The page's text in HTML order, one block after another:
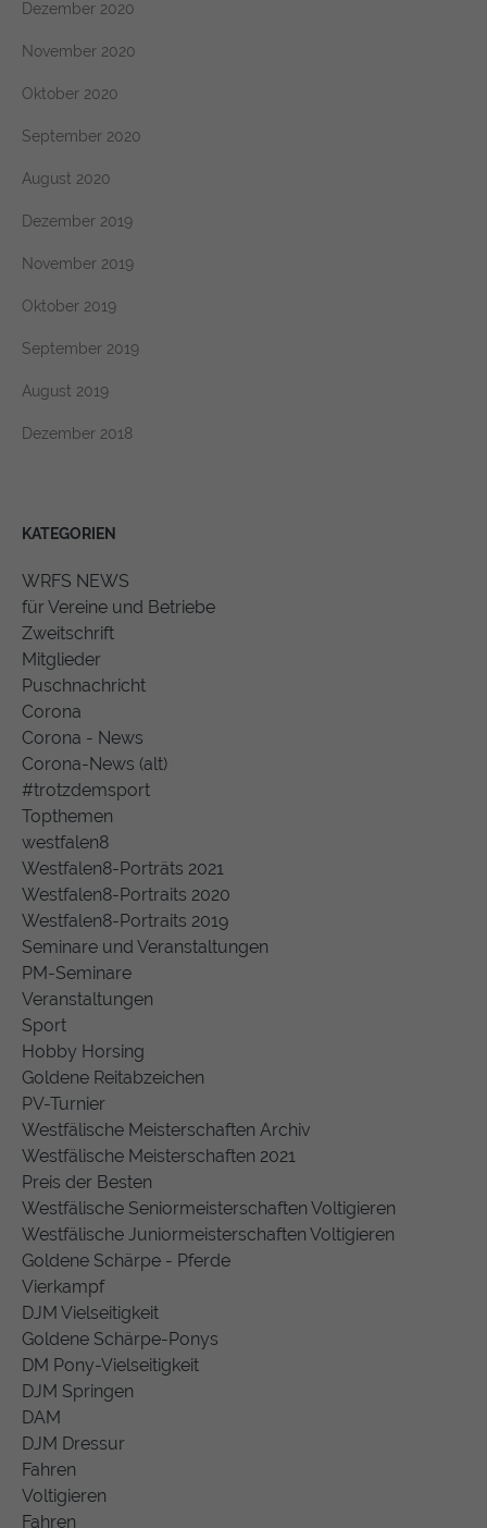
Dezember 2020
November 2020
Oktober 2020
September 2020
August 2020
Dezember 2019
November 2019
Oktober 2019
September 2019
August 2019
Dezember 2018
KATEGORIEN
WRFS NEWS
für Vereine und Betriebe
Zweitschrift
Mitglieder
Puschnachricht
Corona
Corona - News
Corona-News (alt)
#trotzdemsport
Topthemen
westfalen8
Westfalen8-Porträts 2021
Westfalen8-Portraits 2020
Westfalen8-Portraits 2019
Seminare und Veranstaltungen
PM-Seminare
Veranstaltungen
Sport
Hobby Horsing
Goldene Reitabzeichen
PV-Turnier
Westfälische Meisterschaften Archiv
Westfälische Meisterschaften 2021
Preis der Besten
Westfälische Seniormeisterschaften Voltigieren
Westfälische Juniormeisterschaften Voltigieren
Goldene Schärpe - Pferde
Vierkampf
DJM Vielseitigkeit
Goldene Schärpe-Ponys
DM Pony-Vielseitigkeit
DJM Springen
DAM
DJM Dressur
Fahren
Voltigieren
Fahren